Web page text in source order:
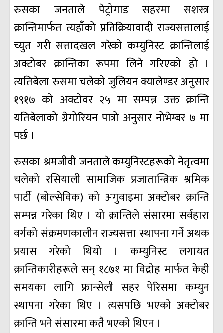
रुसका जनताले पेट्रोगाड सहरमा सशस्त्र
क्रान्तिमार्फत त्यहाँको प्रतिक्रियावादी राज्यसत्तालाई
च्युत गरी सत्तादखल गरेको कम्युनिस्ट क्रान्तिलाई
अक्टोबर क्रान्तिका रूपमा लिने गरिएको हो ।
त्यतिबेला रुसमा चलेको जुलियन क्यालेण्डर अनुसार
१९१७ को अक्टोवर २५ मा सम्पन्न उक्त क्रान्ति
यतिबेलाको ग्रेगोरियन पात्रो अनुसार नोभेम्बर ७ मा
पर्छ ।
रुसका श्रमजीवी जनताले कम्युनिस्टहरूको नेतृत्वमा
चलेको रसियाली सामाजिक प्रजातान्त्रिक श्रमिक
पार्टी (बोल्सेविक) को अगुवाइमा अक्टोबर क्रान्ति
सम्पन्न गरेका थिए । यो क्रान्तिले संसारमा सर्वहारा
वर्गको संक्रमणकालीन राज्यसत्ता स्थापना गर्ने अथक
प्रयास गरेको थियो । कम्युनिस्ट लगायत
क्रान्तिकारीहरूले सन् १८७१ मा विद्रोह मार्फत केही
समयका लागि फ्रान्सेली सहर पेरिसमा कम्युन
स्थापना गरेका थिए । त्यसपछि भएको अक्टोबर
क्रान्ति भने संसारमा कतै भएको थिएन ।